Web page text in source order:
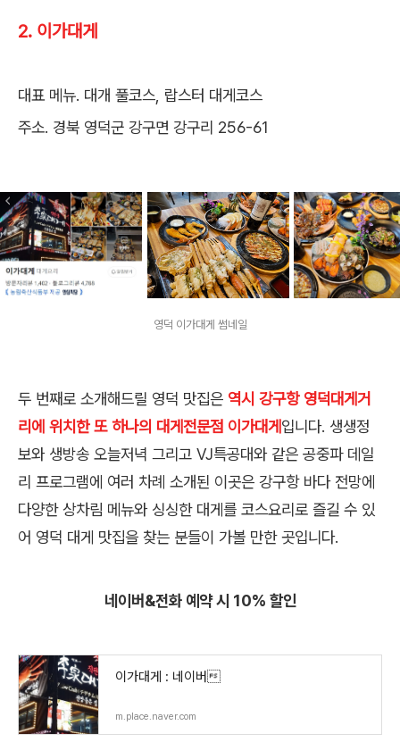
2. 이가대게
대표 메뉴. 대개 풀코스, 랍스터 대게코스
주소. 경북 영덕군 강구면 강구리 256-61
영덕 이가대게 썸네일
두 번째로 소개해드릴 영덕 맛집은 역시 강구항 영덕대게거
리에 위치한 또 하나의 대게전문점 이가대게입니다. 생생정
보와 생방송 오늘저녁 그리고 VJ특공대와 같은 공중파 데일
리 프로그램에 여러 차례 소개된 이곳은 강구항 바다 전망에
다양한 상차림 메뉴와 싱싱한 대게를 코스요리로 즐길 수 있
어 영덕 대게 맛집을 찾는 분들이 가볼 만한 곳입니다.
네이버&전화 예약 시 10% 할인
이가대게 : 네이버
m.place.naver.com